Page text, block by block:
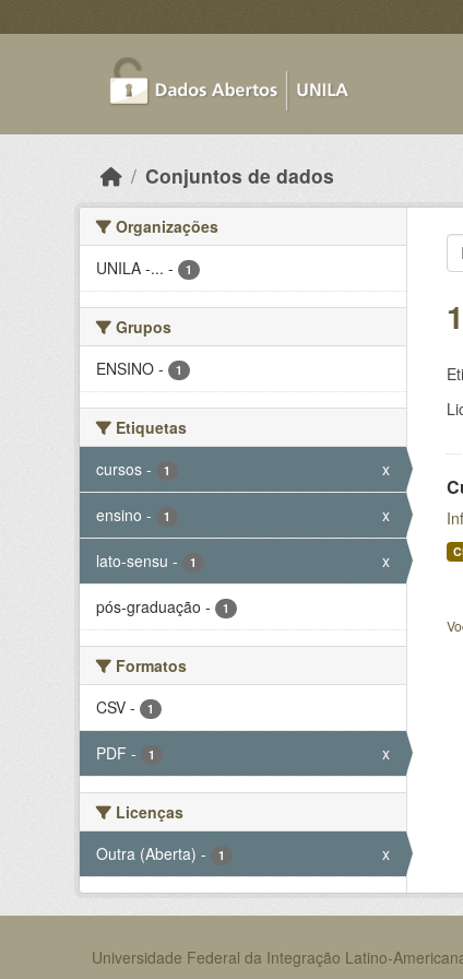
Conjuntos de dados
Organizações
UNILA -... - 1
Grupos
ENSINO - 1
Etiquetas
cursos - 1 x
ensino - 1 x
lato-sensu - 1 x
pós-graduação - 1
Formatos
CSV - 1
PDF - 1 x
Licenças
Outra (Aberta) - 1 x
Universidade Federal da Integração Latino-